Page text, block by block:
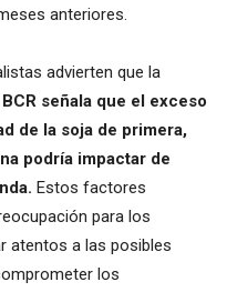
anteriores.
advierten que la
BCR señala que el exceso
de la soja de primera,
podría impactar de
Estos factores
para los
atentos a las posibles
los